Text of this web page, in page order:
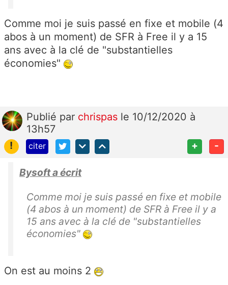
Comme moi je suis passé en fixe et mobile (4
abos à un moment) de SFR à Free il y a 15
ans avec à la clé de "substantielles
économies"
Publié par chrispas le 10/12/2020 à
13h57
!
citer + -
Bysoft a écrit
Comme moi je suis passé en fixe et mobile
(4 abos à un moment) de SFR à Free il y a
15 ans avec à la clé de "substantielles
économies"
On est au moins 2